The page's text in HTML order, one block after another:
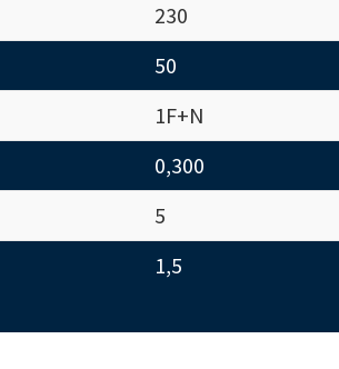
230
50
1F+N
0,300
5
1,5